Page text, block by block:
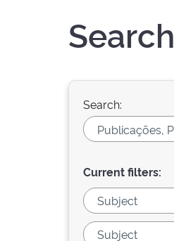
Search
Search:
Current filters: